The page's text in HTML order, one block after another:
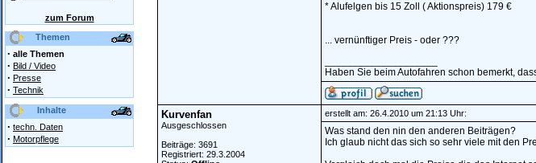
zum Forum
Themen
· alle Themen
· Bild / Video
· Presse
· Technik
Inhalte
· techn. Daten
· Motorpflege
* Alufelgen bis 15 Zoll ( Aktionspreis) 179 €
... vernünftiger Preis - oder ???
Haben Sie beim Autofahren schon bemerkt,
Kurvenfan
Ausgeschlossen
Beiträge: 3691
Registriert: 29.3.2004
erstellt am: 26.4.2010 um 21:13 Uhr:
Was stand den nin den anderen Beiträgen?
Ich glaub nicht das sich so sehr viele mit den